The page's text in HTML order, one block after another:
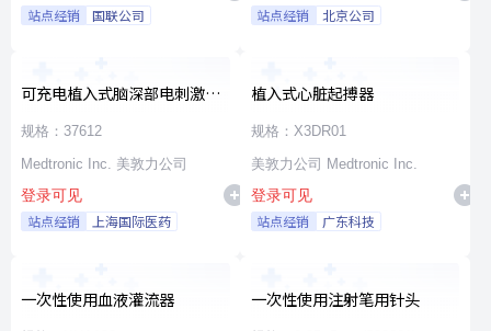
站点经销 国联公司 站点经销 北京公司
可充电植入式脑深部电刺激脉
冲发生器套件
规格：37612
Medtronic Inc. 美敦力公司
登录可见
站点经销 上海国际医药
植入式心脏起搏器
规格：X3DR01
美敦力公司 Medtronic Inc.
登录可见
站点经销 广东科技
一次性使用血液灌流器 一次性使用注射笔用针头